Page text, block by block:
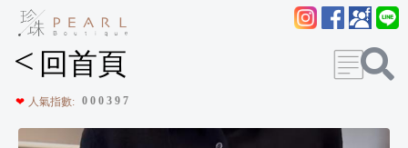
< 回首頁
❤ 人氣指數: 0 0 0 3 9 7